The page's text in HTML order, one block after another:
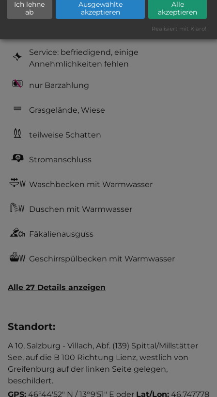
Lärmbelästigung
Service: befriedigend, einige
Annehmlichkeiten fehlen
nur Barzahlung
Grasgelände, Wiese
teilweise Schatten
Stromanschluss
Waschbecken mit Warmwasser
Duschen mit Warmwasser
Fäkalienausguss
Geschirrspülbecken mit Warmwasser
Alle 27 Details anzeigen
Standort:
A 10, Salzburg - Villach, Abf. (139) Spittal/Millstätter
See, auf die B 100 Richtung Lienz, westlich von
Greifenburg auf der linken Seite gelegen,
beschildert.
GPS: 46°44'52" N / 13°9'51" E oder Lat/Lon: 46.747778
Ich lehne
ab
Ausgewählte
akzeptieren
Alle
akzeptieren
Realisiert mit Klaro!